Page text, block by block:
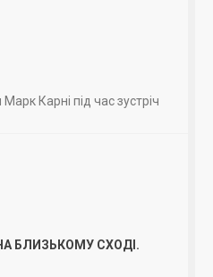
Карні під час зустріч
БЛИЗЬКОМУ СХОДІ.